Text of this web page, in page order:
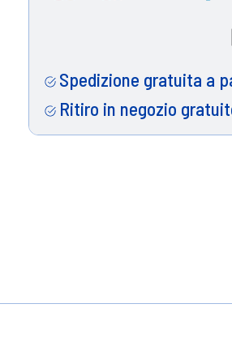
Spedizione gratuita a
Ritiro in negozio